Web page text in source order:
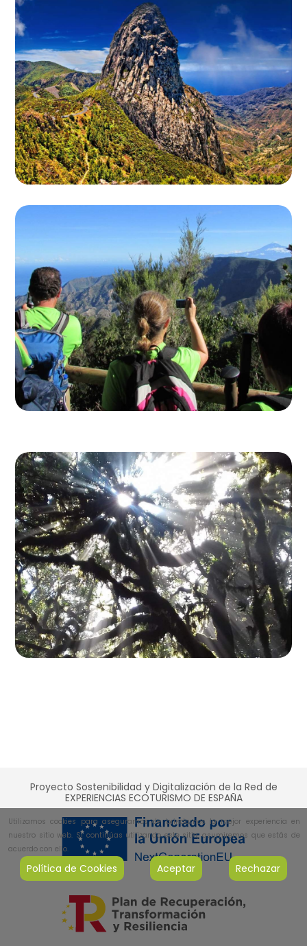
Proyecto Sostenibilidad y Digitalización de la Red de
EXPERIENCIAS ECOTURISMO DE ESPAÑA
Utilizamos cookies para asegurarnos de brindarnos la mejor experiencia en
nuestro sitio web. Si continúas utilizando este sitio, asumiremos que estás de
acuerdo con ello.
Política de Cookies Aceptar Rechazar